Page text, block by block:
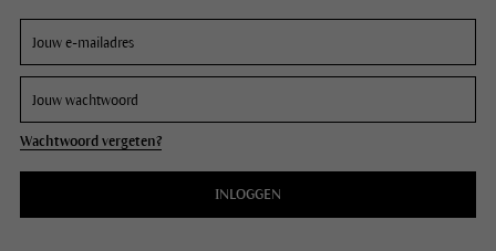
Wachtwoord vergeten?
INLOGGEN